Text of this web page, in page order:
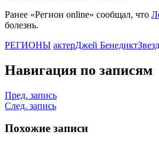
Ранее «Регион online» сообщал, что
болезнь.
РЕГИОНЫ актерДжей Бенедикт
Навигация по записям
Пред. запись
След. запись
Похожие записи